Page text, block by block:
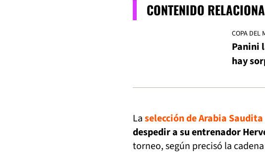
CONTENIDO
COPA DEL
Panini
hay
Laselección de Arabia Saudita
despedir a su entrenador
torneo, según precisó la